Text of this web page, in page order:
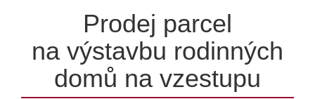
Prodej parcel
na výstavbu rodinných
domů na vzestupu